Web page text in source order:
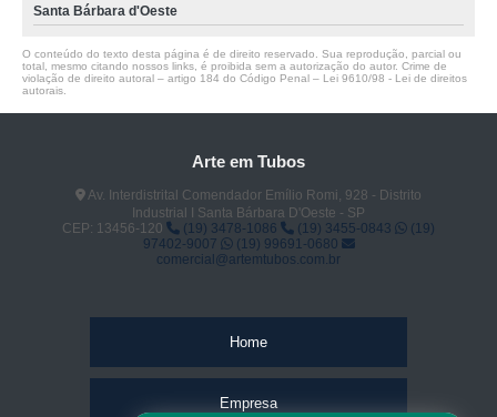
Santa Bárbara d'Oeste
O conteúdo do texto desta página é de direito reservado. Sua reprodução, parcial ou
total, mesmo citando nossos links, é proibida sem a autorização do autor. Crime de
violação de direito autoral – artigo 184 do Código Penal – Lei 9610/98 - Lei de direitos
autorais
Arte em Tubos
Av. Interdistrital Comendador Emílio Romi, 928 - Distrito
Industrial I Santa Bárbara D'Oeste - SP
CEP: 13456-120
(19) 3478-1086 (19) 3455-0843
(19)
97402-9007
(19) 99691-0680
comercial@artemtubos.com.br
Home
Empresa